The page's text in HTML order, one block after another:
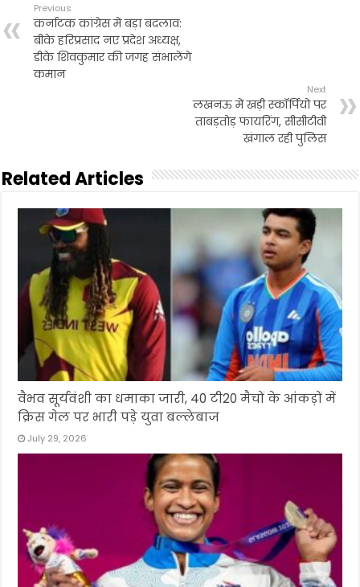
o
o
k
e
r
p
p
Previous
कर्नाटक कांग्रेस में बड़ा बदलाव:
बीके हरिप्रसाद नए प्रदेश अध्यक्ष,
डीके शिवकुमार की जगह संभालेंगे
कमान
Next
लखनऊ में खड़ी स्कॉर्पियो पर
ताबड़तोड़ फायरिंग, सीसीटीवी
खंगाल रही पुलिस
Related Articles
वैभव सूर्यवंशी का धमाका जारी, 40 टी20 मैचों के आंकड़ों में
क्रिस गेल पर भारी पड़े युवा बल्लेबाज
July 29, 2026